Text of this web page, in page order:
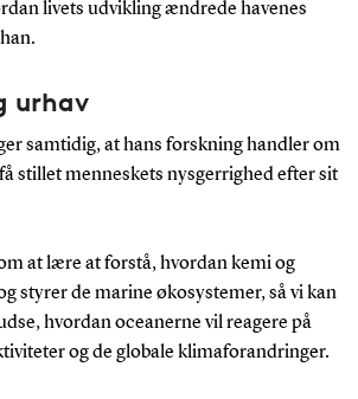
livets udvikling ændrede havenes
urhav
samtidig, at hans forskning handler om
stillet menneskets nysgerrighed efter sit
at lære at forstå, hvordan kemi og
styrer de marine økosystemer, så vi kan
hvordan oceanerne vil reagere på
og de globale klimaforandringer.